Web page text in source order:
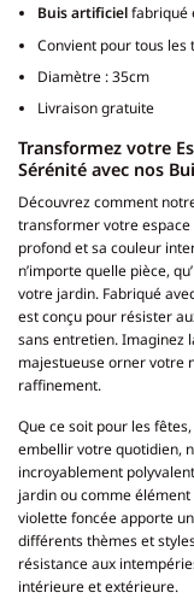
Buis artificiel fabriqué
Convient pour tous les
Diamètre : 35cm
Livraison gratuite
Transformez votre
Sérénité avec nos
Découvrez comment
transformer votre espace
profond et sa couleur
n’importe quelle pièce,
votre jardin. Fabriqué
est conçu pour résister
sans entretien. Imaginez
majestueuse orner votre
raffinement.
Que ce soit pour les
embellir votre quotidien,
incroyablement
jardin ou comme
violette foncée apporte
différents thèmes et
résistance aux
intérieure et extérieure.